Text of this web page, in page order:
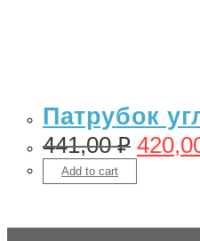
Патрубок
441,00₽
Add to cart